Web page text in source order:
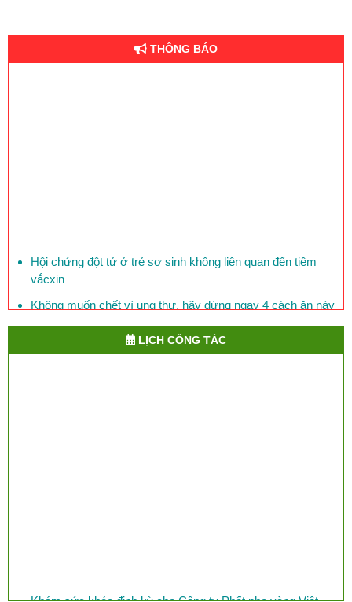
THÔNG BÁO
Hội chứng đột tử ở trẻ sơ sinh không liên quan đến tiêm
vắcxin
Không muốn chết vì ung thư, hãy dừng ngay 4 cách ăn này
Mỗi ngày, 150 người Việt Nam chết vì bệnh đái tháo đường
Phòng bệnh lỵ ở trẻ em
LỊCH CÔNG TÁC
Khám sức khỏe định kỳ cho Công ty Phốt pho vàng Việt